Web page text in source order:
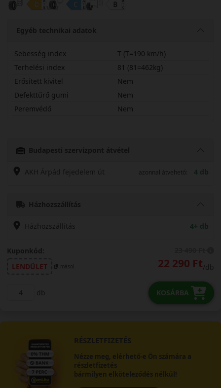
Egyéb technikai adatok
Sebesség index
T (T=190 km/h)
Terhelési index
81 (81=462kg)
Erősített kivitel
Nem
Defekttűrő gumi
Nem
Peremvédő
Nem
Budapesti szervizpont átvétel
AKH Árpád fejedelem út azonnal átvehető: 4 db
Házhozszállítás
Házhozszállítás 4+ db
Kuponkód:
LENDÜLET
másol 22 290 Ft/db
db KOSÁRBA
RÉSZLETFIZETÉS
Nézze meg, elérhető-e Ön számára a
részletfizetés
bármilyen elköteleződés nélkül!